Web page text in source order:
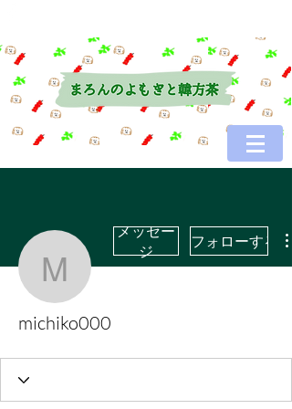
michiko000
メッセー
ジ
フォローする
michiko000